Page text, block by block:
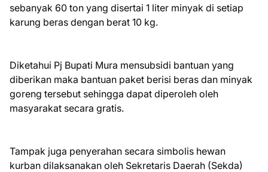
sebanyak 60 ton yang disertai 1 liter minyak di setiap
karung beras dengan berat 10 kg.
Diketahui Pj Bupati Mura mensubsidi bantuan yang
diberikan maka bantuan paket berisi beras dan minyak
goreng tersebut sehingga dapat diperoleh oleh
masyarakat secara gratis.
Tampak juga penyerahan secara simbolis hewan
kurban dilaksanakan oleh Sekretaris Daerah (Sekda)